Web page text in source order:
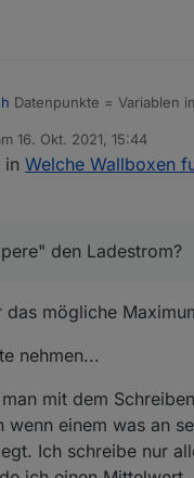
Datenpunkte = Variablen
deine Cloud Aussage
zBsp. den DP
den Ladestrom?
16. Okt. 2021, 15:44
von
in Welche Wallboxen
den Ladestrom?
mögliche
nehmen...
mit dem
wenn einem was an
Ich schreibe nur